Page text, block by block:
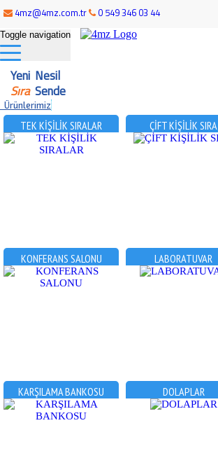
4mz@4mz.com.tr 0 549 346 03 44
Toggle navigation
Yeni Nesil
SıraSende
Ürünlerimiz
TEK KİŞİLİK SIRALAR ÇİFT KİŞİLİK SIRA
KONFERANS SALONU LABORATUVAR
KARŞILAMA BANKOSU DOLAPLAR